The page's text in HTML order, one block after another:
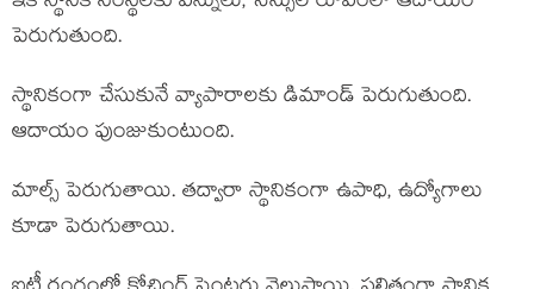
పెరుగుతుంది.
స్థానికంగా చేసుకునే వ్యాపారాలకు డిమాండ్ పెరుగుతుంది.
ఆదాయం పుంజుకుంటుంది.
మాల్స్ పెరుగుతాయి. తద్వారా స్థానికంగా ఉపాధి, ఉద్యోగాలు
కూడా పెరుగుతాయి.